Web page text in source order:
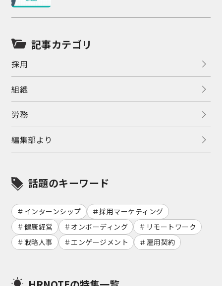
記事カテゴリ
採用
組織
労務
編集部より
話題のキーワード
インターンシップ
採用マーケティング
健康経営
オンボーディング
リモートワーク
戦略人事
エンゲージメント 雇用契約